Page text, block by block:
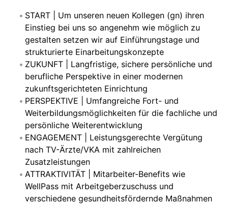
START | Um unseren neuen Kollegen (gn) ihren
Einstieg bei uns so angenehm wie möglich zu
gestalten setzen wir auf Einführungstage und
strukturierte Einarbeitungskonzepte
ZUKUNFT | Langfristige, sichere persönliche und
berufliche Perspektive in einer modernen
zukunftsgerichteten Einrichtung
PERSPEKTIVE | Umfangreiche Fort- und
Weiterbildungsmöglichkeiten für die fachliche und
persönliche Weiterentwicklung
ENGAGEMENT | Leistungsgerechte Vergütung
nach TV-Ärzte/VKA mit zahlreichen
Zusatzleistungen
ATTRAKTIVITÄT | Mitarbeiter-Benefits wie
WellPass mit Arbeitgeberzuschuss und
verschiedene gesundheitsfördernde Maßnahmen